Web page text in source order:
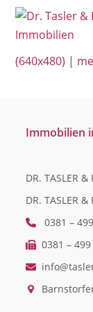
SkipOpen
mobile
menu
Close
mobile
menu
(640x480) |
Immobilien
DR. TASLER
DR. TASLER
0381 –
0381 –